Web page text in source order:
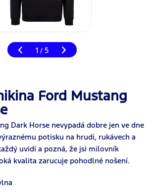
1 / 5
Ford Mustang
Dark Horse nevypadá dobre jen ve dne
potisku na hrudi, rukávech a
uvidí a pozná, že jsi milovník
kvalita zarucuje pohodlné nošení.